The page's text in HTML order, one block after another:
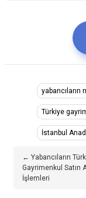
yabancıların
Türkiye
İstanbul
← Yabancıların
Gayrimenkul Satın
İşlemleri